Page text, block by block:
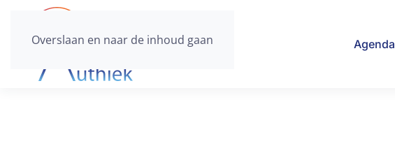
Overslaan en naar de inhoud gaan Agenda